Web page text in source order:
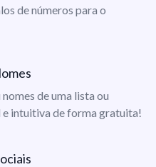
de números para o
de uma lista ou
intuitiva de forma gratuita!